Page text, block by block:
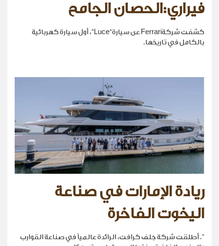
فيراري:الحصان الجامح
كشفت شركةFerrari عن سيارة“Luce”، أول سيارة كهربائية
بالكامل في تاريخها.
ريادة الإمارات في صناعة
اليخوت الفاخرة
". أطلقت شركة جلف كرافت، الرائدة عالمياً في صناعة القوارب